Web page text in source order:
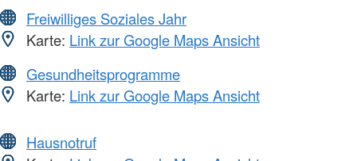
Freiwilliges Soziales Jahr
Karte: Link zur Google Maps Ansicht
Gesundheitsprogramme
Karte: Link zur Google Maps Ansicht
Hausnotruf